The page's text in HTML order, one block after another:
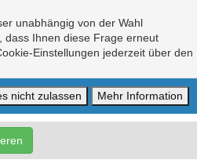
unabhängig von der Wahl
dass Ihnen diese Frage erneut
Einstellungen jederzeit über den